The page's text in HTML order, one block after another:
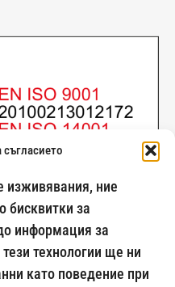
изживявания, ние
бисквитки за
информация за
технологии ще ни
като поведение при